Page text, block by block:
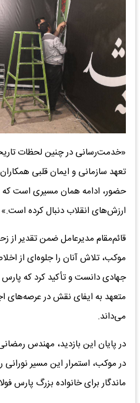
«خدمت‌رسانی در چنین لحظات
تعهد سازمانی و ایمان قلبی
حضور، ادامه همان مسیری است که
ارزش‌های انقلاب دنبال کرده است.»
قائم‌مقام مدیرعامل ضمن تقدیر از
موکب، تلاش آنان را جلوه‌ای از
جهادی دانست و تأکید کرد که پارس
متعهد به ایفای نقش در عرصه‌های
می‌داند.
در پایان این بازدید، مهندس
در موکب، استمرار این مسیر
ماندگار برای خانواده بزرگ پارس